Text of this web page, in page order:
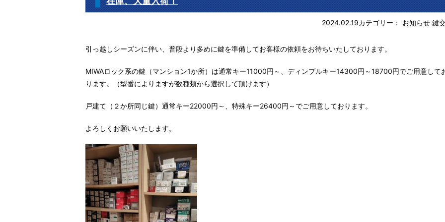
2024.02.19カテゴリー： お知らせ 鍵
引っ越しシーズンに伴い、普段より多めに鍵を準備してお客様の依頼をお待ちいたしております。
MIWAロック系の鍵（マンション1か所）は通常キー11000円～、ディンプルキー14300円～18700円でご用意して
ります。（型番によりますが数種類から選択して頂けます）
戸建て（２か所同じ鍵）通常キー22000円～、特殊キー26400円～でご用意しております。
よろしくお願いいたします。